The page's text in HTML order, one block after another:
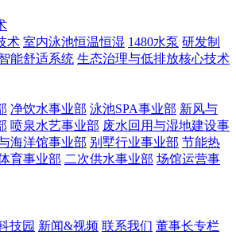
术 室内泳池恒温恒湿 1480水泵 研发制
能舒适系统 生态治理与低排放核心技术
净饮水事业部 泳池SPA事业部 新风与
喷泉水艺事业部 废水回用与湿地建设事
海洋馆事业部 别墅行业事业部 节能热
育事业部 二次供水事业部 场馆运营事
技园 新闻&视频 联系我们 董事长专栏